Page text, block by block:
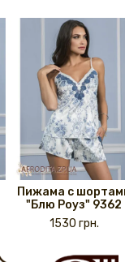
Пижама с
"Блю Роуз" 9362
1530 грн.